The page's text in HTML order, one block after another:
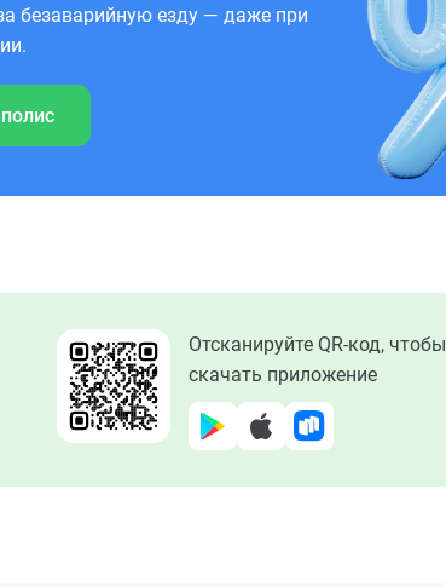
безаварийную езду — даже при
Отсканируйте QR-код, чтобы
скачать приложение